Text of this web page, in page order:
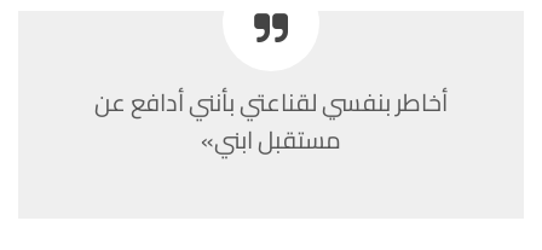
أخاطر بنفسي لقناعتي بأنني أدافع عن
مستقبل ابني»